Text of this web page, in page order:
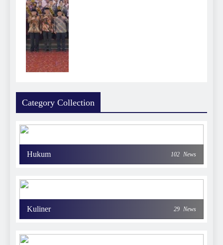
Category Collection
Hukum 102 News
Kuliner 29 News